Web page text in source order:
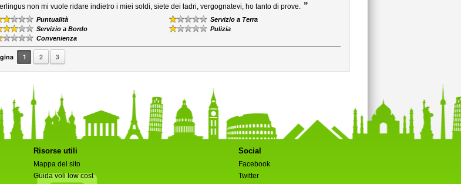
non mi vuole ridare indietro i miei soldi, siete dei ladri, vergognatevi, ho tanto di prove. ”
Puntualità
Servizio a Terra
Servizio a Bordo
Pulizia
Convenienza
1 2 3
Risorse utili
Mappa del sito
Guida voli low cost
Social
Facebook
Twitter